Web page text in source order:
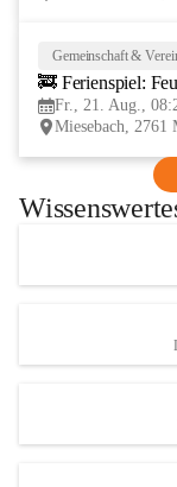
Gemeinschaft &
🚒 Ferienspiel:
Fr., 21. Aug.,
Miesebach, 2761